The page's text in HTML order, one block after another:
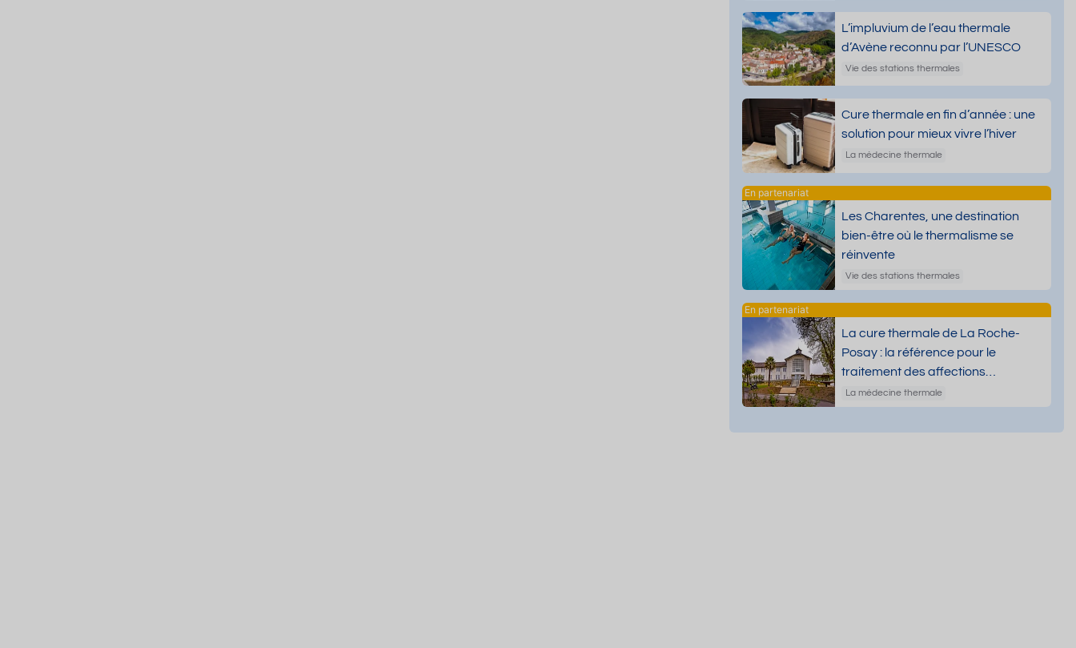
L’impluvium de l’eau thermale
d’Avène reconnu par l’UNESCO
Vie des stations thermales
Cure thermale en fin d’année : une
solution pour mieux vivre l’hiver
La médecine thermale
Les Charentes, une destination
bien-être où le thermalisme se
réinvente
Vie des stations thermales
La cure thermale de La Roche-
Posay : la référence pour le
traitement des affections
dermatologiques
La médecine thermale